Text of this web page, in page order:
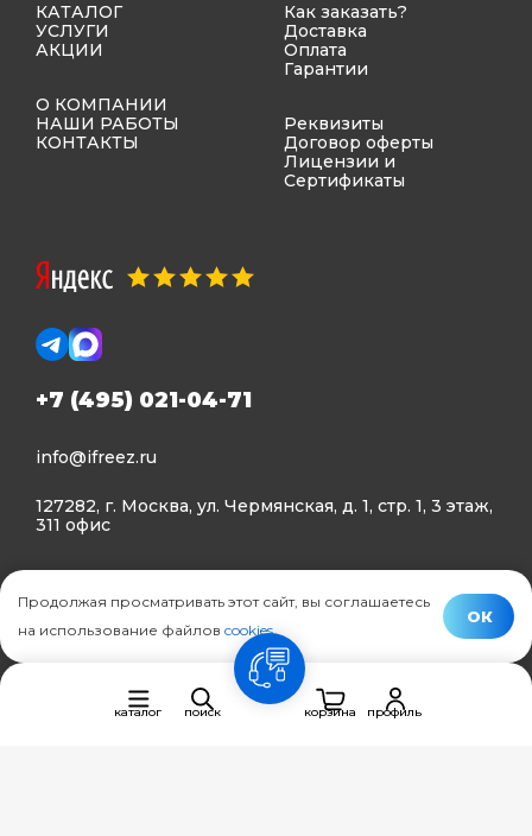
КАТАЛОГ
УСЛУГИ
АКЦИИ
О КОМПАНИИ
НАШИ РАБОТЫ
КОНТАКТЫ
Как заказать?
Доставка
Оплата
Гарантии
Реквизиты
Договор оферты
Лицензии и
Сертификаты
+7 (495) 021-04-71
info@ifreez.ru
127282, г. Москва, ул. Чермянская, д. 1, стр. 1, 3 этаж,
311 офис
Политика конфиденциальности
© Ifreez - продажа и установка климатической техники,
каталог поиск
связь
корзина
профиль
Продолжая просматривать этот сайт, вы соглашаетесь
на использование файлов cookies.
ОК